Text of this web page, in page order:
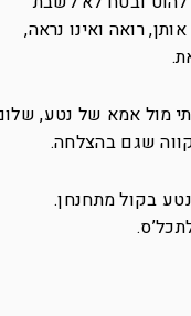
רואה ואינו נראה,
מול אמא של נטע,
שגם בהצלחה.
בקול מתחנחן.